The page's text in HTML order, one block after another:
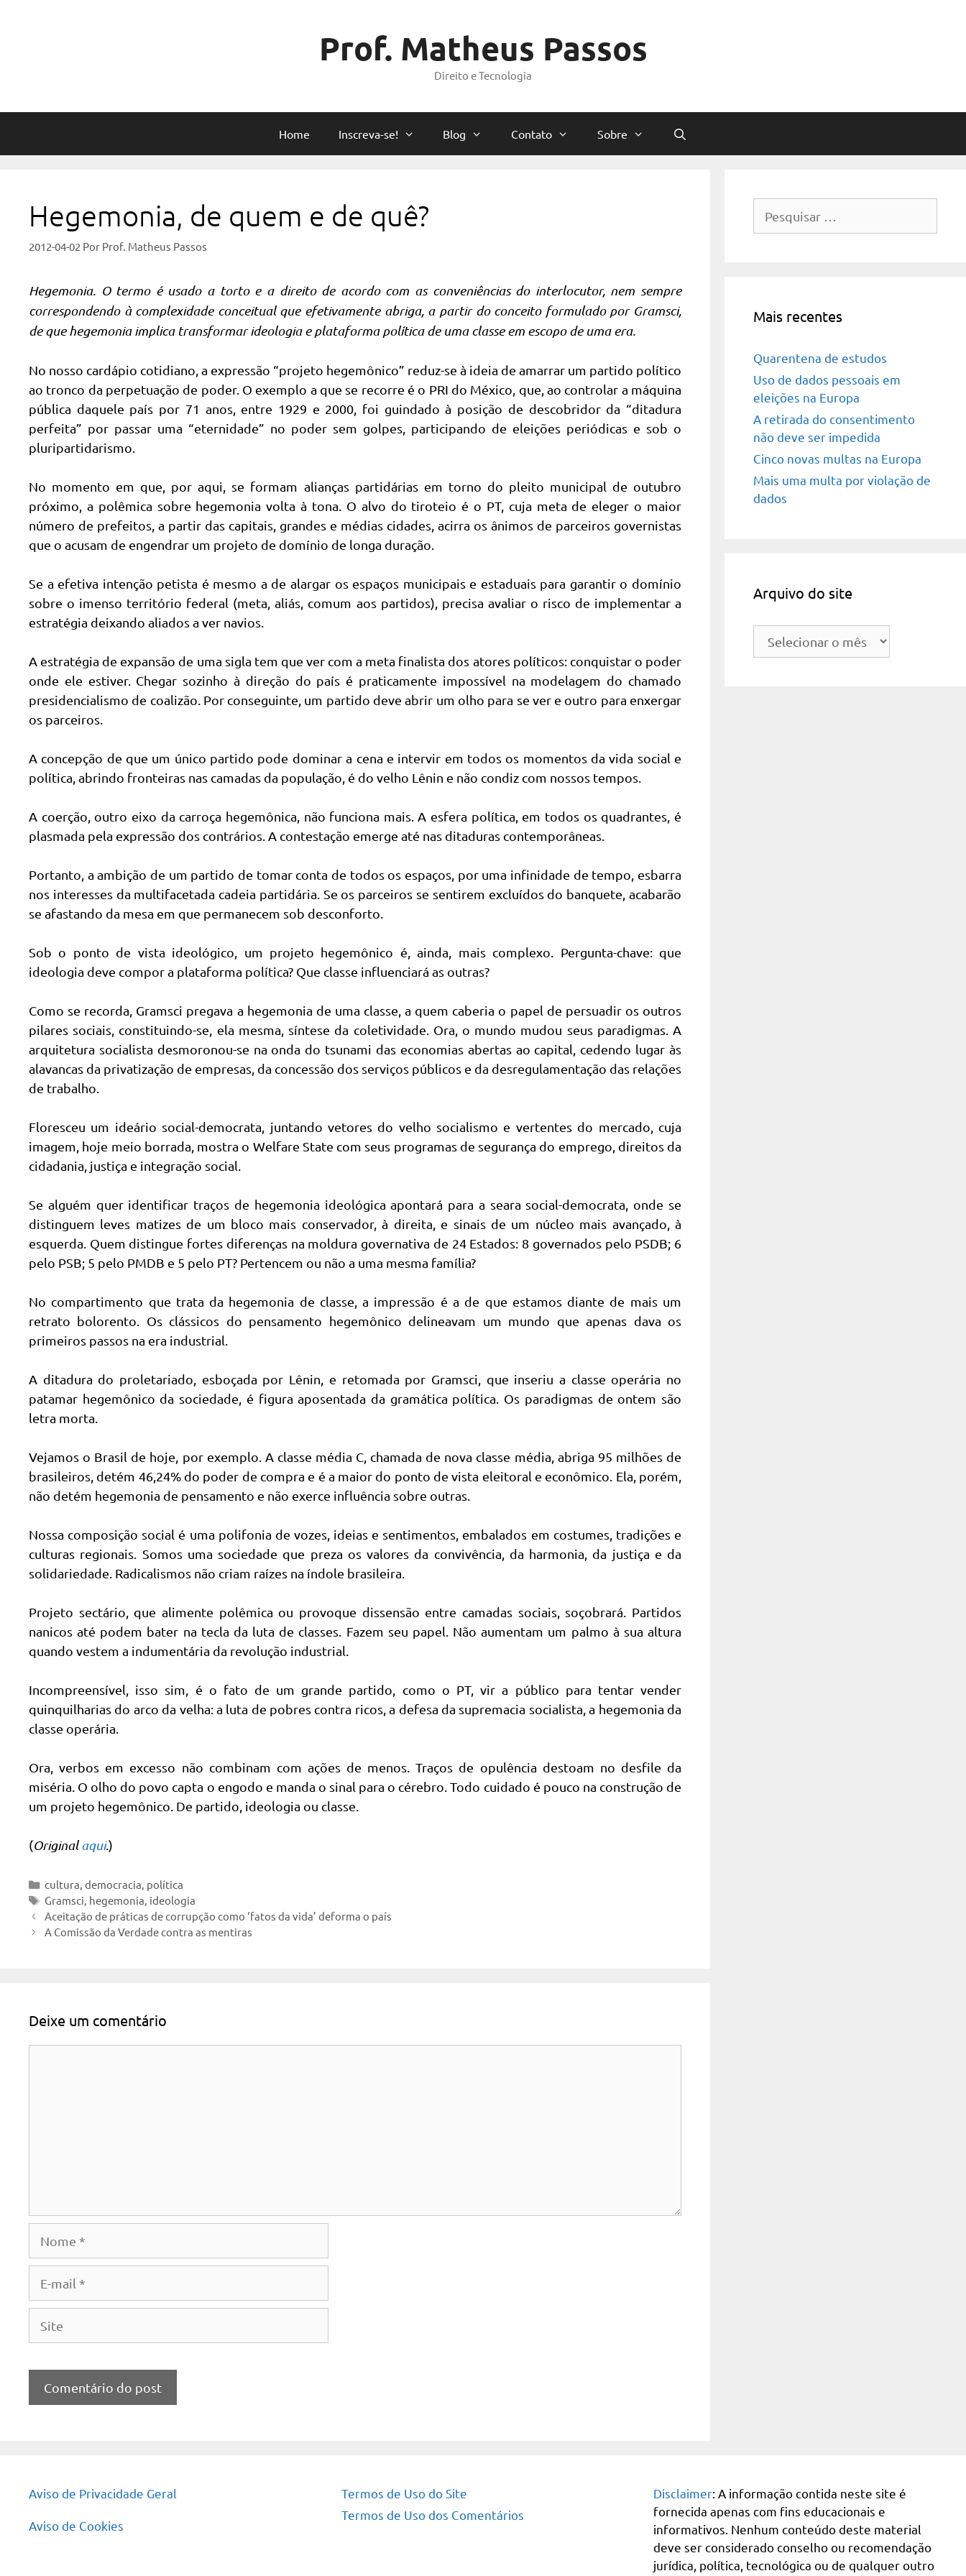
Prof. Matheus Passos
Direito e Tecnologia
Home Inscreva-se! Blog Contato Sobre
Hegemonia, de quem e de quê?
2012-04-02 Por Prof. Matheus Passos
Hegemonia. O termo é usado a torto e a direito de acordo com as conveniências do interlocutor, nem sempre
correspondendo à complexidade conceitual que efetivamente abriga, a partir do conceito formulado por Gramsci,
de que hegemonia implica transformar ideologia e plataforma política de uma classe em escopo de uma era.
No nosso cardápio cotidiano, a expressão “projeto hegemônico” reduz-se à ideia de amarrar um partido político
ao tronco da perpetuação de poder. O exemplo a que se recorre é o PRI do México, que, ao controlar a máquina
pública daquele país por 71 anos, entre 1929 e 2000, foi guindado à posição de descobridor da “ditadura
perfeita” por passar uma “eternidade” no poder sem golpes, participando de eleições periódicas e sob o
pluripartidarismo.
No momento em que, por aqui, se formam alianças partidárias em torno do pleito municipal de outubro
próximo, a polêmica sobre hegemonia volta à tona. O alvo do tiroteio é o PT, cuja meta de eleger o maior
número de prefeitos, a partir das capitais, grandes e médias cidades, acirra os ânimos de parceiros governistas
que o acusam de engendrar um projeto de domínio de longa duração.
Se a efetiva intenção petista é mesmo a de alargar os espaços municipais e estaduais para garantir o domínio
sobre o imenso território federal (meta, aliás, comum aos partidos), precisa avaliar o risco de implementar a
estratégia deixando aliados a ver navios.
A estratégia de expansão de uma sigla tem que ver com a meta finalista dos atores políticos: conquistar o poder
onde ele estiver. Chegar sozinho à direção do país é praticamente impossível na modelagem do chamado
presidencialismo de coalizão. Por conseguinte, um partido deve abrir um olho para se ver e outro para enxergar
os parceiros.
A concepção de que um único partido pode dominar a cena e intervir em todos os momentos da vida social e
política, abrindo fronteiras nas camadas da população, é do velho Lênin e não condiz com nossos tempos.
A coerção, outro eixo da carroça hegemônica, não funciona mais. A esfera política, em todos os quadrantes, é
plasmada pela expressão dos contrários. A contestação emerge até nas ditaduras contemporâneas.
Portanto, a ambição de um partido de tomar conta de todos os espaços, por uma infinidade de tempo, esbarra
nos interesses da multifacetada cadeia partidária. Se os parceiros se sentirem excluídos do banquete, acabarão
se afastando da mesa em que permanecem sob desconforto.
Sob o ponto de vista ideológico, um projeto hegemônico é, ainda, mais complexo. Pergunta-chave: que
ideologia deve compor a plataforma política? Que classe influenciará as outras?
Como se recorda, Gramsci pregava a hegemonia de uma classe, a quem caberia o papel de persuadir os outros
pilares sociais, constituindo-se, ela mesma, síntese da coletividade. Ora, o mundo mudou seus paradigmas. A
arquitetura socialista desmoronou-se na onda do tsunami das economias abertas ao capital, cedendo lugar às
alavancas da privatização de empresas, da concessão dos serviços públicos e da desregulamentação das relações
de trabalho.
Floresceu um ideário social-democrata, juntando vetores do velho socialismo e vertentes do mercado, cuja
imagem, hoje meio borrada, mostra o Welfare State com seus programas de segurança do emprego, direitos da
cidadania, justiça e integração social.
Se alguém quer identificar traços de hegemonia ideológica apontará para a seara social-democrata, onde se
distinguem leves matizes de um bloco mais conservador, à direita, e sinais de um núcleo mais avançado, à
esquerda. Quem distingue fortes diferenças na moldura governativa de 24 Estados: 8 governados pelo PSDB; 6
pelo PSB; 5 pelo PMDB e 5 pelo PT? Pertencem ou não a uma mesma família?
No compartimento que trata da hegemonia de classe, a impressão é a de que estamos diante de mais um
retrato bolorento. Os clássicos do pensamento hegemônico delineavam um mundo que apenas dava os
primeiros passos na era industrial.
A ditadura do proletariado, esboçada por Lênin, e retomada por Gramsci, que inseriu a classe operária no
patamar hegemônico da sociedade, é figura aposentada da gramática política. Os paradigmas de ontem são
letra morta.
Vejamos o Brasil de hoje, por exemplo. A classe média C, chamada de nova classe média, abriga 95 milhões de
brasileiros, detém 46,24% do poder de compra e é a maior do ponto de vista eleitoral e econômico. Ela, porém,
não detém hegemonia de pensamento e não exerce influência sobre outras.
Nossa composição social é uma polifonia de vozes, ideias e sentimentos, embalados em costumes, tradições e
culturas regionais. Somos uma sociedade que preza os valores da convivência, da harmonia, da justiça e da
solidariedade. Radicalismos não criam raízes na índole brasileira.
Projeto sectário, que alimente polêmica ou provoque dissensão entre camadas sociais, soçobrará. Partidos
nanicos até podem bater na tecla da luta de classes. Fazem seu papel. Não aumentam um palmo à sua altura
quando vestem a indumentária da revolução industrial.
Incompreensível, isso sim, é o fato de um grande partido, como o PT, vir a público para tentar vender
quinquilharias do arco da velha: a luta de pobres contra ricos, a defesa da supremacia socialista, a hegemonia da
classe operária.
Ora, verbos em excesso não combinam com ações de menos. Traços de opulência destoam no desfile da
miséria. O olho do povo capta o engodo e manda o sinal para o cérebro. Todo cuidado é pouco na construção de
um projeto hegemônico. De partido, ideologia ou classe.
(Originalaqui.)
Categorias
cultura,democracia, política
Tags
Gramsci, hegemonia, ideologia
Aceitação de práticas de corrupção como ‘fatos da vida’ deforma o país
A Comissão da Verdade contra as mentiras
Deixe um comentário
por:
Mais recentes
Quarentena de estudos
Uso de dados pessoais em
eleições na Europa
A retirada do consentimento
não deve ser impedida
Cinco novas multas na Europa
Mais uma multa por violação de
dados
Arquivo do site
Arquivo
Aviso de Privacidade Geral
Aviso de Cookies
Termos de Uso do Site
Termos de Uso dos Comentários
Disclaimer: A informação contida neste site é
fornecida apenas com fins educacionais e
informativos. Nenhum conteúdo deste material
deve ser considerado conselho ou recomendação
jurídica, política, tecnológica ou de qualquer outro